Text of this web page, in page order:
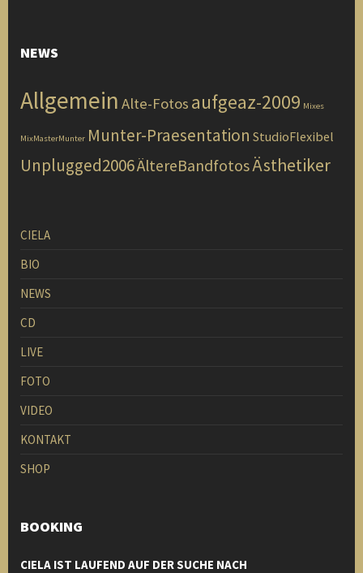
NEWS
Allgemein Alte-Fotos aufgeaz-2009 Mixes
MixMasterMunter Munter-Praesentation StudioFlexibel
Unplugged2006ÄltereBandfotosÄsthetiker
CIELA
BIO
NEWS
CD
LIVE
FOTO
VIDEO
KONTAKT
SHOP
BOOKING
CIELA IST LAUFEND AUF DER SUCHE NACH